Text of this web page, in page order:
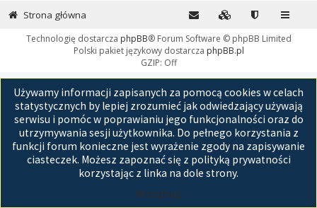
Używamy informacji zapisanych za pomocą cookies w celach
statystycznych by lepiej zrozumieć jak odwiedzający używają
serwisu i pomóc w poprawianiu jego funkcjonalności oraz do
utrzymywania sesji użytkownika. Do pełnego korzystania z
funkcji forum konieczne jest wyrażenie zgody na zapisywanie
ciasteczek. Możesz zapoznać się z polityką prywatności
korzystając z linka na dole strony.
Akceptuję
Strona główna
Technologię dostarcza phpBB® Forum Software © phpBB Limited
Polski pakiet językowy dostarcza phpBB.pl
GZIP: Off